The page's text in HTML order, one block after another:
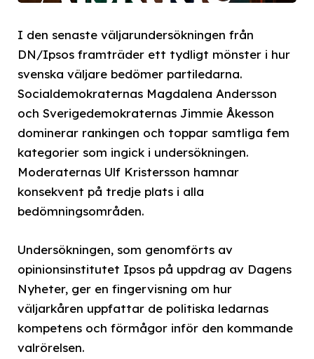
I den senaste väljarundersökningen från
DN/Ipsos framträder ett tydligt mönster i hur
svenska väljare bedömer partiledarna.
Socialdemokraternas Magdalena Andersson
och Sverigedemokraternas Jimmie Åkesson
dominerar rankingen och toppar samtliga fem
kategorier som ingick i undersökningen.
Moderaternas Ulf Kristersson hamnar
konsekvent på tredje plats i alla
bedömningsområden.
Undersökningen, som genomförts av
opinionsinstitutet Ipsos på uppdrag av Dagens
Nyheter, ger en fingervisning om hur
väljarkåren uppfattar de politiska ledarnas
kompetens och förmågor inför den kommande
valrörelsen.